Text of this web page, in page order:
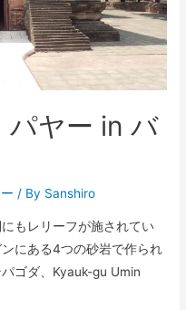
パヤー in バ
/ By Sanshiro
もレリーフが施されてい
にある4つの砂岩で作られ
ゴダ、Kyauk-gu Umin